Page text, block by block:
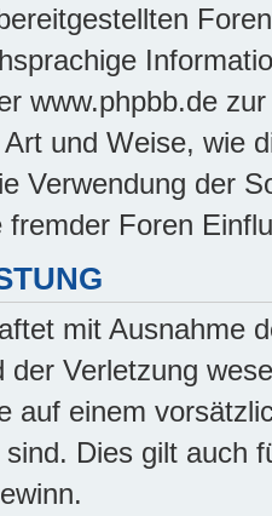
www.phpbb.de
und Weise, wie
Verwendung der
fremder Foren
mit Ausnahme
der Verletzung
auf einem
Dies gilt auch